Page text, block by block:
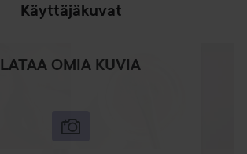
Käyttäjäkuvat
LATAA OMIA KUVIA